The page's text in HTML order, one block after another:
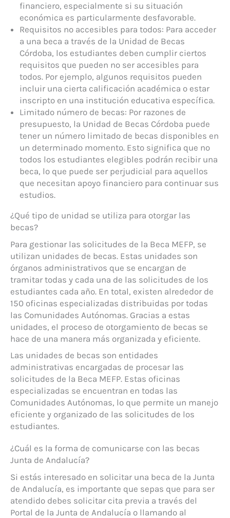
financiero, especialmente si su situación
económica es particularmente desfavorable.
Requisitos no accesibles para todos: Para acceder
a una beca a través de la Unidad de Becas
Córdoba, los estudiantes deben cumplir ciertos
requisitos que pueden no ser accesibles para
todos. Por ejemplo, algunos requisitos pueden
incluir una cierta calificación académica o estar
inscripto en una institución educativa específica.
Limitado número de becas: Por razones de
presupuesto, la Unidad de Becas Córdoba puede
tener un número limitado de becas disponibles en
un determinado momento. Esto significa que no
todos los estudiantes elegibles podrán recibir una
beca, lo que puede ser perjudicial para aquellos
que necesitan apoyo financiero para continuar sus
estudios.
¿Qué tipo de unidad se utiliza para otorgar las
becas?
Para gestionar las solicitudes de la Beca MEFP, se
utilizan unidades de becas. Estas unidades son
órganos administrativos que se encargan de
tramitar todas y cada una de las solicitudes de los
estudiantes cada año. En total, existen alrededor de
150 oficinas especializadas distribuidas por todas
las Comunidades Autónomas. Gracias a estas
unidades, el proceso de otorgamiento de becas se
hace de una manera más organizada y eficiente.
Las unidades de becas son entidades
administrativas encargadas de procesar las
solicitudes de la Beca MEFP. Estas oficinas
especializadas se encuentran en todas las
Comunidades Autónomas, lo que permite un manejo
eficiente y organizado de las solicitudes de los
estudiantes.
¿Cuál es la forma de comunicarse con las becas
Junta de Andalucía?
Si estás interesado en solicitar una beca de la Junta
de Andalucía, es importante que sepas que para ser
atendido debes solicitar cita previa a través del
Portal de la Junta de Andalucía o llamando al